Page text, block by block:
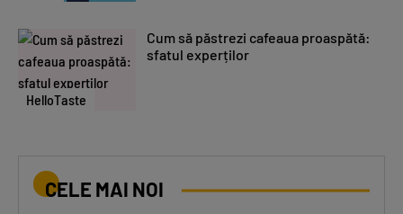
HelloTaste
Cum să păstrezi cafeaua proaspătă:
sfatul experților
CELE MAI NOI